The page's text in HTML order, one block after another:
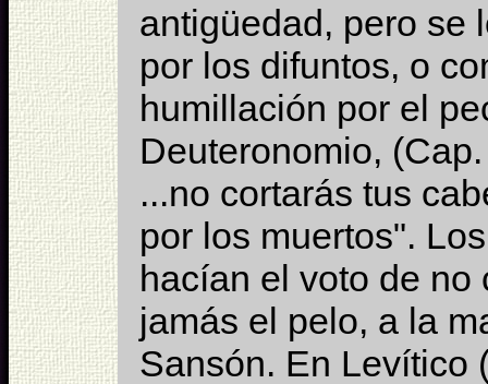
antigüedad, pero se
por los difuntos, o
humillación por el
Deuteronomio,
...no cortarás tus
por los muertos".
hacían el voto de no
jamás el pelo, a la
Sansón. En Levítico